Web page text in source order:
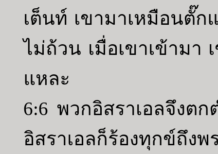
เต็นท์ เขามาเหมือนตั๊
ไม่ถ้วน เมื่อเขาเข้ามา
แหละ
6:6 พวกอิสราเอลจึงต
อิสราเอลก็ร้องทุกข์ถึงพ